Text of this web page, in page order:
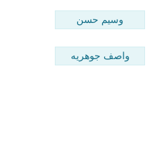
وسيم حسن
واصف جوهريه